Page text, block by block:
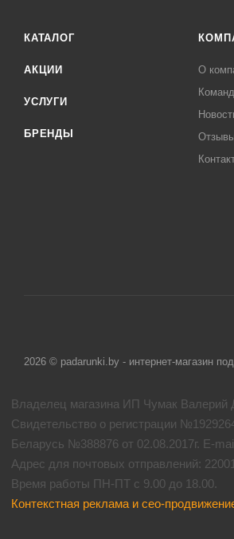
КАТАЛОГ
АКЦИИ
УСЛУГИ
БРЕНДЫ
О
2026 © padarunki.by - интернет-магазин
Владелец магазина ИП Чумак Валерий
Свидетельство о регистрации
Беларусь №388876 от 02.08.2017г. E-
Адрес для почтовых отправлений:
Время работы ПН-ПТ с 9.00 до 18.00.
Контекстная реклама и сео-